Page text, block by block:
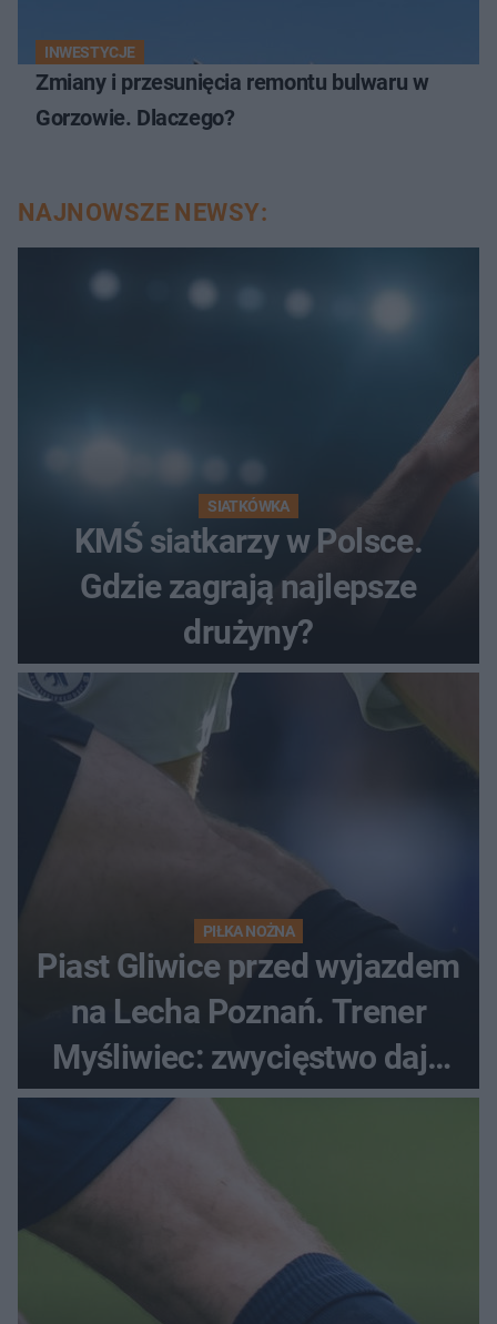
INWESTYCJE
Zmiany i przesunięcia remontu bulwaru w
Gorzowie. Dlaczego?
NAJNOWSZE NEWSY:
SIATKÓWKA
KMŚ siatkarzy w Polsce.
Gdzie zagrają najlepsze
drużyny?
PIŁKA NOŻNA
Piast Gliwice przed wyjazdem
na Lecha Poznań. Trener
Myśliwiec: zwycięstwo daje
satysfakcję